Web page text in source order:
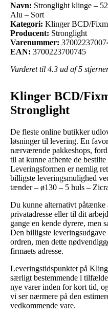
Navn: Stronglight klinge –
Alu – Sort
Kategori: Klinger BCD/
Producent: Stronglight
Varenummer:
EAN: 3700223700745
Vurderet til 4.3 ud af 5
Klinger BCD/
Stronglight
De fleste online butikker
løsninger til levering. En
nærværende pakkeshops,
til at kunne afhente de
Leveringsformen er nemlig
billigste leveringsmulighed
tænder – ø130 – 5 huls –
Du kunne alternativt
privatadresse eller til dit
gange en kende dyrere, men
Den billigste
ordren, men dette
firmaets adresse.
Leveringstidspunktet på
særligt bestemmende i
nye varer inden for kort tid,
vi ser nærmere på den
vedkommende vare.